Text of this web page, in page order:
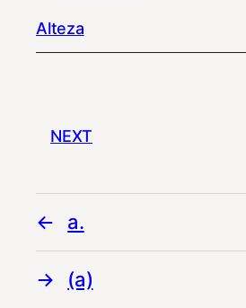
Alteza
NEXT
a.
(a)